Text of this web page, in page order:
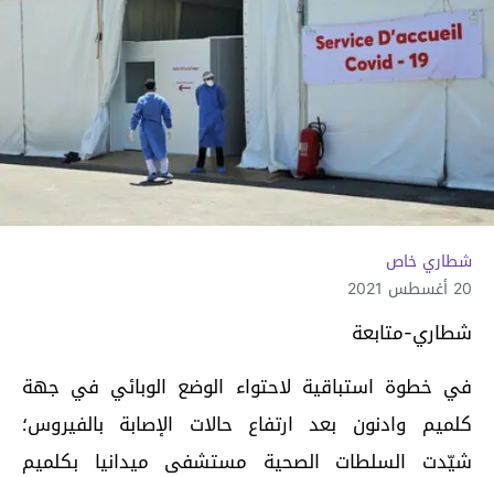
شطاري خاص
20 أغسطس 2021
شطاري-متابعة
في خطوة استباقية لاحتواء الوضع الوبائي في جهة
كلميم وادنون بعد ارتفاع حالات الإصابة بالفيروس؛
شيّدت السلطات الصحية مستشفى ميدانيا بكلميم